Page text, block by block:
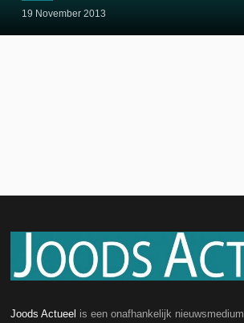
19 November 2013
Joods Actueel is een onafhankelijk nieuwsmedium.